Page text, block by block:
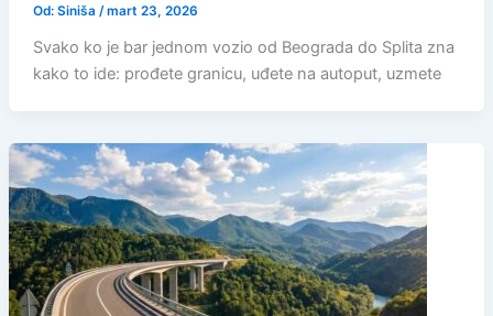
Od: Siniša /mart 23, 2026
Svako ko je bar jednom vozio od Beograda do Splita zna
kako to ide: prođete granicu, uđete na autoput, uzmete